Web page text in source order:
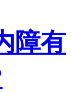
障有